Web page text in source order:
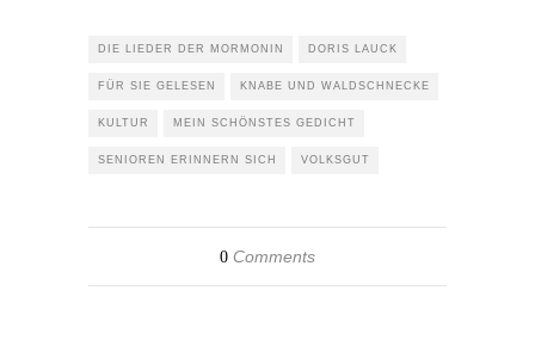
DIE LIEDER DER MORMONIN DORIS LAUCK
FÜR SIE GELESEN KNABE UND WALDSCHNECKE
KULTUR MEIN SCHÖNSTES GEDICHT
SENIOREN ERINNERN SICH VOLKSGUT
0 Comments